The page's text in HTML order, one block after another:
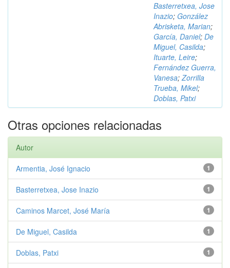
Basterretxea, Jose
Inazio; González
Abrisketa, Marian;
García, Daniel; De
Miguel, Casilda;
Ituarte, Leire;
Fernández Guerra,
Vanesa;Zorrilla
Trueba, Mikel;
Doblas, Patxi
Otras opciones relacionadas
Autor
1
Armentia, José Ignacio
1
Basterretxea, Jose Inazio
1
Caminos Marcet, José María
1
De Miguel, Casilda
1
Doblas, Patxi